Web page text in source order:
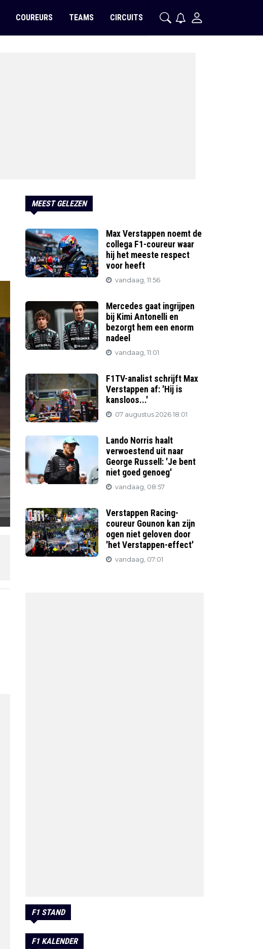
COUREURS TEAMS CIRCUITS
MEEST GELEZEN
Max Verstappen noemt de
collega F1-coureur waar
hij het meeste respect
voor heeft
vandaag, 11:56
Mercedes gaat ingrijpen
bij Kimi Antonelli en
bezorgt hem een enorm
nadeel
vandaag, 11:01
F1TV-analist schrijft Max
Verstappen af: 'Hij is
kansloos...'
07 augustus 2026 18:01
Lando Norris haalt
verwoestend uit naar
George Russell: 'Je bent
niet goed genoeg'
vandaag, 08:57
Verstappen Racing-
coureur Gounon kan zijn
ogen niet geloven door
'het Verstappen-effect'
vandaag, 07:01
F1 STAND
F1 KALENDER